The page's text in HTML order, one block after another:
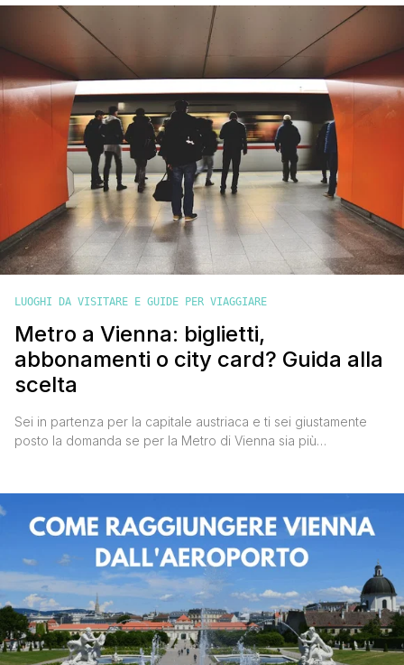
UNESCO dal 1996 e uno dei monumenti più importanti
dell'Austria ' è secondo me una tappa imperdibile durante un
viaggio a Vienna. [']
LUOGHI DA VISITARE E GUIDE PER VIAGGIARE
Metro a Vienna: biglietti,
abbonamenti o city card? Guida alla
scelta
Sei in partenza per la capitale austriaca e ti sei giustamente
posto la domanda se per la Metro di Vienna sia più
recente viaggio io e Valentina ci siamo posti la tua stessa
domanda e in questo articolo cercheremo [']